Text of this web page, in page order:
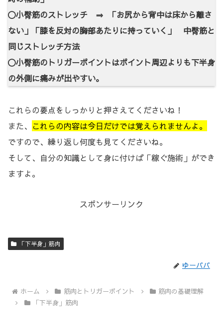
〇小臀筋のストレッチ ⇒ 「お尻から背中は床から離さ
ない」「膝を反対の胸部あたりに持っていく」 中臀筋と
同じストレッチ方法
〇小臀筋のトリガーポイントはポイント周辺よりも下半身
の外側に痛みが出やすい。
これらの要点をしっかりと押さえてくださいね！
また、 これらの内容は今日だけでは覚えられませんよ。
ですので、繰り返し何度も見てくださいね。
そして、自分の知識として身に付けば「稼ぐ施術」ができ
ますよ。
スポンサーリンク
「下半身」筋肉
ゆーパパ
ホーム 筋肉とトリガーポイント
筋肉の基礎理解
「下半身」筋肉